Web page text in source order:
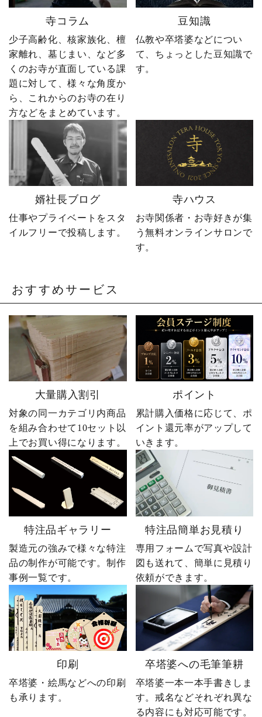
とを知り尽くした“卒塔婆
屋”です。 卒塔婆に関する
疑問をわかりやすく解説
しながら、 住職・寺院向
けの有益な情報や やじ社
長の日常まで発信中！▶
@sotoubaya140 ご相談は
DM・公式LINEからお気
軽にどうぞ📩 #やじ社長 #
卒塔婆 #卒塔婆屋さん #日
の出町 婿社長
ーーーーーーーーーーー
ーーーーーー 創業明治15
年｜卒塔婆専門メーカー
東京・日の出町を拠点
に、全国6,000以上のお寺
とお取引する、 お寺のこ
しながら、 住職・寺院向
けの有益な情報や やじ社
長の日常まで発信中！▶
@sotoubaya140 ご相談は
DM・公式LINEからお気
軽にどうぞ📩 #やじ社長 #
卒塔婆 #卒塔婆屋さん #日
の出町 婿社長
寺コラム
少子高齢化、核家族化、檀
家離れ、墓じまい、など多
くのお寺が直面している課
題に対して、様々な角度か
ら、これからのお寺の在り
方などをまとめています。
豆知識
仏教や卒塔婆などについ
て、ちょっとした豆知識で
す。
婿社長ブログ
仕事やプライベートをスタ
イルフリーで投稿します。
寺ハウス
お寺関係者・お寺好きが集
う無料オンラインサロンで
す。
おすすめサービス
大量購入割引
対象の同一カテゴリ内商品
を組み合わせて10セット以
上でお買い得になります。
ポイント
累計購入価格に応じて、ポ
イント還元率がアップして
いきます。
特注品ギャラリー
製造元の強みで様々な特注
品の制作が可能です。制作
事例一覧です。
特注品簡単お見積り
専用フォームで写真や設計
図も送れて、簡単に見積り
依頼ができます。
印刷
卒塔婆・絵馬などへの印刷
も承ります。
卒塔婆への毛筆筆耕
卒塔婆一本一本手書きしま
す。戒名などそれぞれ異な
る内容にも対応可能です。